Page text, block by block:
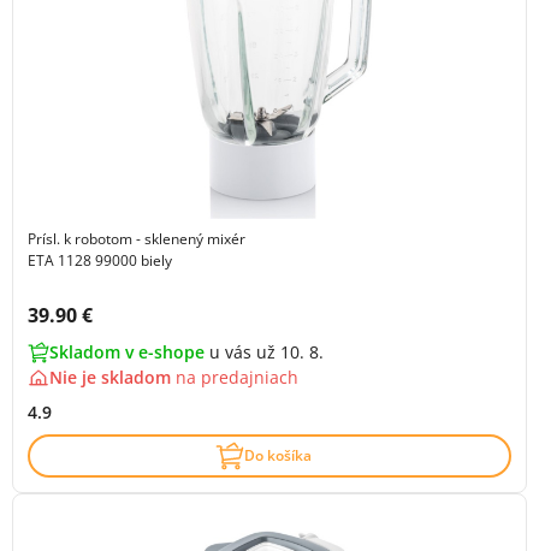
Prísl. k robotom - sklenený mixér
ETA 1128 99000 biely
Cena s DPH:
39.90 €
Skladom v e-shope u vás už 10. 8.
Nie je skladom na predajniach
4.9
Do košíka